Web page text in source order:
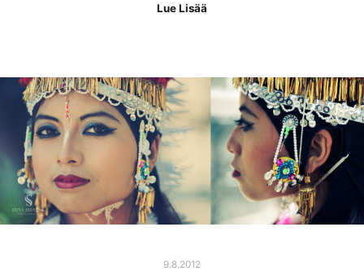
Lue Lisää
9.8.2012